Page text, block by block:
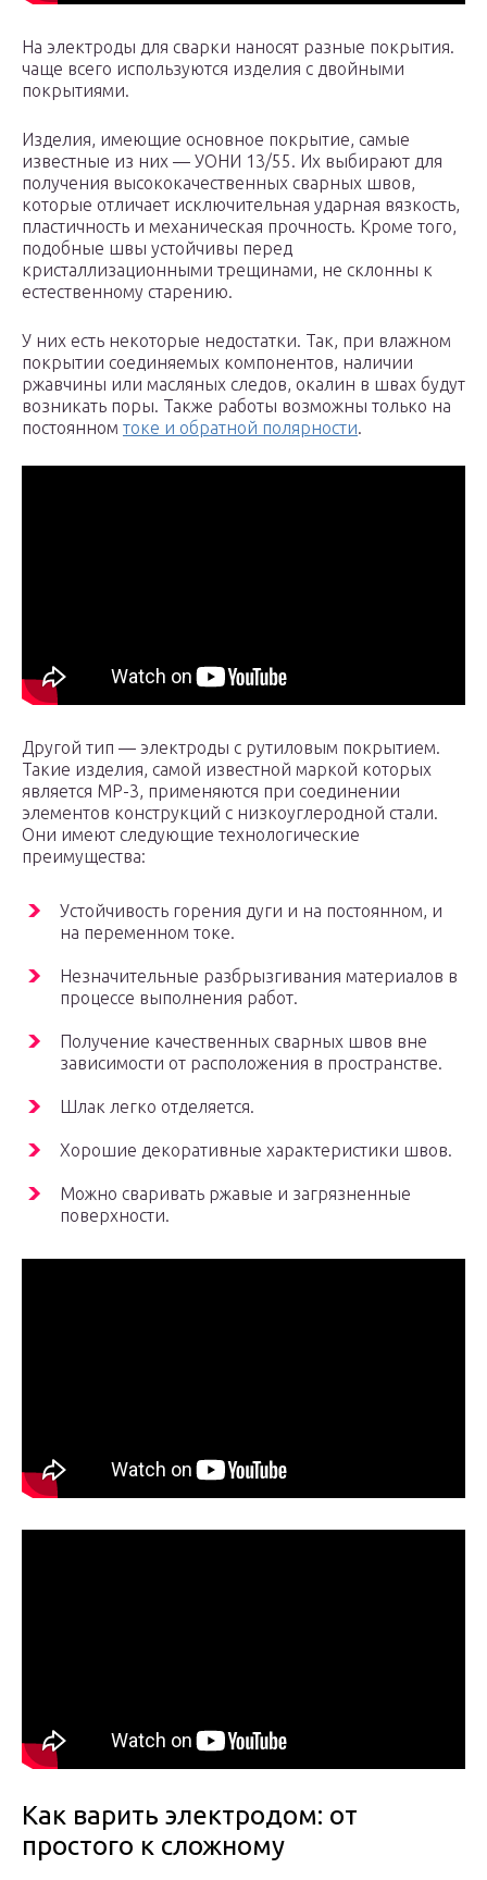
На электроды для сварки наносят разные покрытия.
чаще всего используются изделия с двойными
покрытиями.
Изделия, имеющие основное покрытие, самые
известные из них — УОНИ 13/55. Их выбирают для
получения высококачественных сварных швов,
которые отличает исключительная ударная вязкость,
пластичность и механическая прочность. Кроме того,
подобные швы устойчивы перед
кристаллизационными трещинами, не склонны к
естественному старению.
У них есть некоторые недостатки. Так, при влажном
покрытии соединяемых компонентов, наличии
ржавчины или масляных следов, окалин в швах будут
возникать поры. Также работы возможны только на
постоянном токе и обратной полярности.
Другой тип — электроды с рутиловым покрытием.
Такие изделия, самой известной маркой которых
является МР-3, применяются при соединении
элементов конструкций с низкоуглеродной стали.
Они имеют следующие технологические
преимущества:
Устойчивость горения дуги и на постоянном, и
на переменном токе.
Незначительные разбрызгивания материалов в
процессе выполнения работ.
Получение качественных сварных швов вне
зависимости от расположения в пространстве.
Шлак легко отделяется.
Хорошие декоративные характеристики швов.
Можно сваривать ржавые и загрязненные
поверхности.
Как варить электродом: от
простого к сложному